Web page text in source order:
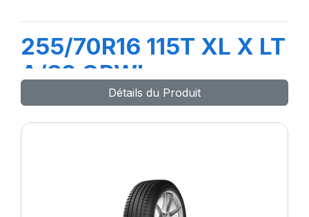
255/70R16 115T XL X LT
A/S2 ORWL
Détails du Produit